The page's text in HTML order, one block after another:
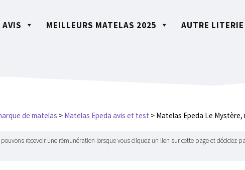
AVIS MEILLEURS MATELAS 2025 AUTRE LITERIE
de matelas > Matelas Epeda avis et test > Matelas Epeda Le
recevoir une rémunération lorsque vous cliquez un lien sur cette page et décidez